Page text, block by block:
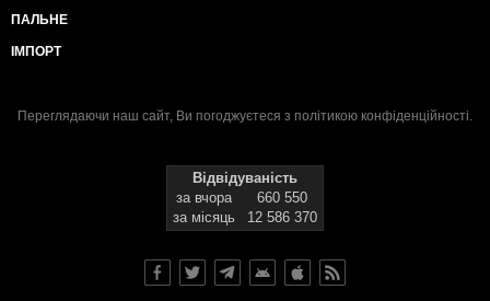
ПАЛЬНЕ
ІМПОРТ
Переглядаючи наш сайт, Ви погоджуєтеся з політикою конфіденційності.
Відвідуваність
за вчора
660 550
за місяць
12 586 370